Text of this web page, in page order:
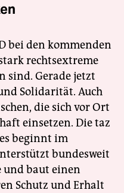
bei den kommenden
rechtsextreme
sind. Gerade jetzt
Solidarität. Auch
die sich vor Ort
einsetzen. Die taz
beginnt im
bundesweit
und baut einen
Schutz und Erhalt